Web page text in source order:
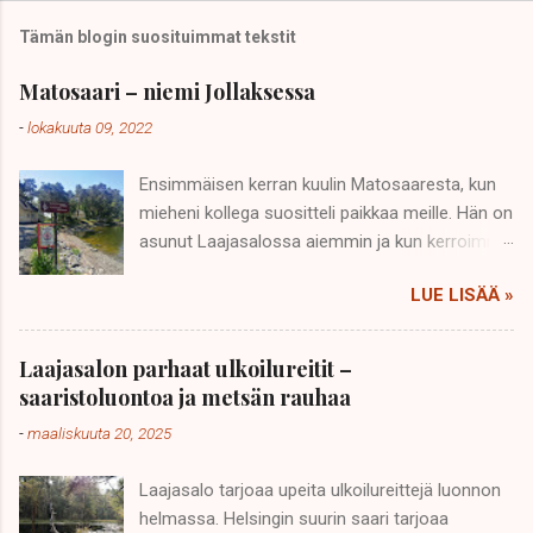
Tämän blogin suosituimmat tekstit
Matosaari – niemi Jollaksessa
-lokakuuta 09, 2022
Ensimmäisen kerran kuulin Matosaaresta, kun
mieheni kollega suositteli paikkaa meille. Hän on
asunut Laajasalossa aiemmin ja kun kerroimme
kattavan listan ”Laajasalon nähtävyyksistä”.
Tämän listan kärkipaikkaa piti Matosaari.
Matosaaren sisäänkäynti. Taustalla
huvilanvartijan asunto sekä vanha autotalli.
Kuva: Sipilä, Tuula 2021. Helsinkikuvia.fi Kun
vierailimme Matosaaressa ensimmäistä kertaa,
olevalle yleiselle parkkipaikalle ja kävelimme
rantareittiä pitkin kohti Matosaarta. Saapuminen
LUE LISÄÄ »
Laajasalon parhaat ulkoilureitit –
saaristoluontoa ja metsän rauhaa
-maaliskuuta 20, 2025
Laajasalo tarjoaa upeita ulkoilureittejä luonnon
helmassa. Helsingin suurin saari tarjoaa